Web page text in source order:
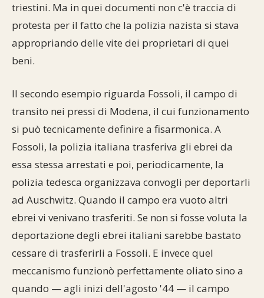
triestini. Ma in quei documenti non c'è traccia di
protesta per il fatto che la polizia nazista si stava
appropriando delle vite dei proprietari di quei
beni.
Il secondo esempio riguarda Fossoli, il campo di
transito nei pressi di Modena, il cui funzionamento
si può tecnicamente definire a fisarmonica. A
Fossoli, la polizia italiana trasferiva gli ebrei da
essa stessa arrestati e poi, periodicamente, la
polizia tedesca organizzava convogli per deportarli
ad Auschwitz. Quando il campo era vuoto altri
ebrei vi venivano trasferiti. Se non si fosse voluta la
deportazione degli ebrei italiani sarebbe bastato
cessare di trasferirli a Fossoli. E invece quel
meccanismo funzionò perfettamente oliato sino a
quando — agli inizi dell'agosto '44 — il campo